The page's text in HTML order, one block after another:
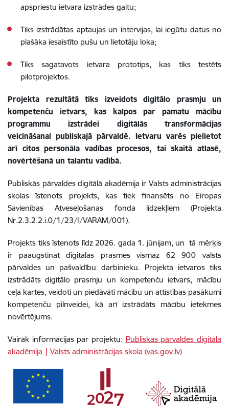
apspriestu ietvara izstrādes gaitu;
Tiks izstrādātas aptaujas un intervijas, lai iegūtu datus no
plašāka iesaistīto pušu un lietotāju loka;
Tiks sagatavots ietvara prototips, kas tiks testēts
pilotprojektos.
Projekta rezultātā tiks izveidots digitālo prasmju un
kompetenču ietvars, kas kalpos par pamatu mācību
programmu izstrādei digitālās transformācijas
veicināšanai publiskajā pārvaldē. Ietvaru varēs pielietot
arī citos personāla vadības procesos, tai skaitā atlasē,
novērtēšanā un talantu vadībā.
Publiskās pārvaldes digitālā akadēmija ir Valsts administrācijas
skolas īstenots projekts, kas tiek finansēts no Eiropas
Savienības Atveseļošanas fonda līdzekļiem (Projekta
Nr.2.3.2.2.i.0/1/23/I/VARAM/001).
Projekts tiks īstenots līdz 2026. gada 1. jūnijam, un tā mērķis
ir paaugstināt digitālās prasmes vismaz 62 900 valsts
pārvaldes un pašvaldību darbinieku. Projekta ietvaros tiks
izstrādāts digitālo prasmju un kompetenču ietvars, mācību
ceļa kartes, veidoti un piedāvāti mācību un attīstības pasākumi
kompetenču pilnveidei, kā arī izstrādāts mācību ietekmes
novērtējums.
Vairāk informācijas par projektu: Publiskās pārvaldes digitālā
akadēmija | Valsts administrācijas skola (vas.gov.lv)